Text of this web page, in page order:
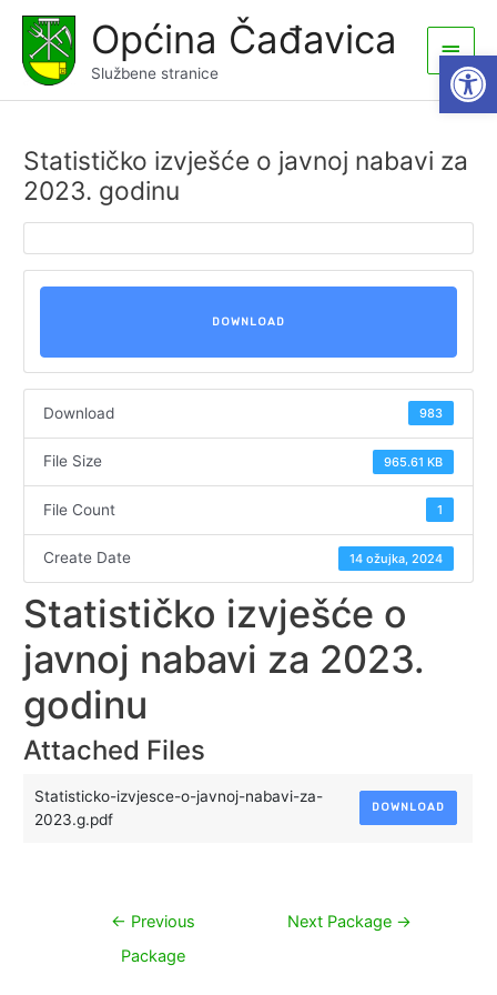
content
Općina Čađavica
Službene stranice
Main
Menu
Statističko izvješće o javnoj nabavi za
2023. godinu
DOWNLOAD
Download 983
File Size 965.61 KB
File Count 1
Create Date 14 ožujka, 2024
Statističko izvješće o
javnoj nabavi za 2023.
godinu
Attached Files
Statisticko-izvjesce-o-javnoj-nabavi-za-
2023.g.pdf
DOWNLOAD
Navigacija
← Previous
Package
Next Package →